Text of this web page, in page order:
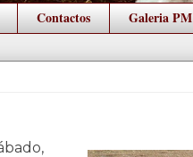
Contactos Galeria PM